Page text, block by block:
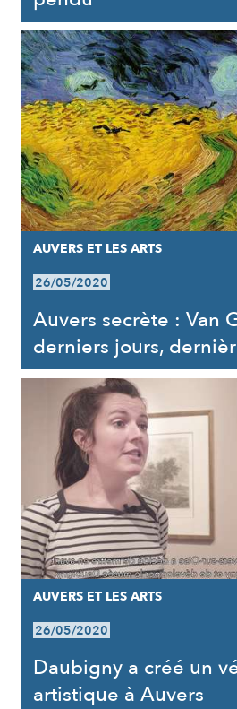
AUVERS ET LES ARTS
26/05/2020
Auvers secrète : Van
derniers jours,
AUVERS ET LES ARTS
26/05/2020
Daubigny a créé un
artistique à Auvers